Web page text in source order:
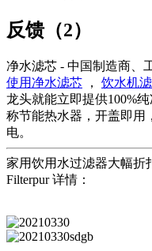
反馈（2）
净水滤芯 - 中国制造商、
使用净水滤芯 ， 饮水机
龙头就能立即提供100%
称节能热水器，开盖即用
电。
家用饮用水过滤器大幅折
Filterpur 详情：